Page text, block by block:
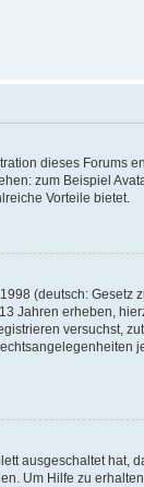
dieses Forums
zum Beispiel
Vorteile bietet.
(deutsch:
Jahren erheben,
versuchst,
ausgeschaltet
Um Hilfe zu